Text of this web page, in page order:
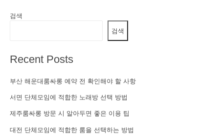
검색
검색
Recent Posts
부산 해운대룸싸롱 예약 전 확인해야 할 사항
서면 단체모임에 적합한 노래방 선택 방법
제주룸싸롱 방문 시 알아두면 좋은 이용 팁
대전 단체모임에 적합한 룸을 선택하는 방법